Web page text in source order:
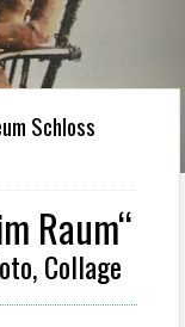
Schloss
Raum“
Collage